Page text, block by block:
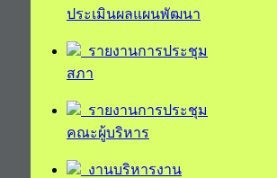
ประเมินผลแผนพัฒนา
รายงานการประชุม
สภา
รายงานการประชุม
คณะผู้บริหาร
งานบริหารงาน